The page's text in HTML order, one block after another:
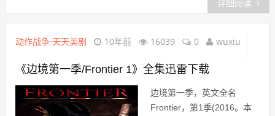
详细阅读
动作战争·天天美剧 10年前 16039 0 wuxiu
《边境第一季/Frontier 1》全集迅雷下载
边境第一季，英文全名
Frontier，第1季(2016。本